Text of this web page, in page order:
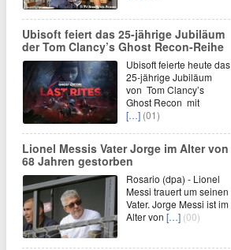
Ubisoft feiert das 25-jährige Jubiläum
der Tom Clancy’s Ghost Recon-Reihe
Ubisoft feierte heute das
25-jährige Jubiläum
von Tom Clancy’s
Ghost Recon mit
[…] (01)
Lionel Messis Vater Jorge im Alter von
68 Jahren gestorben
Rosario (dpa) - Lionel
Messi trauert um seinen
Vater. Jorge Messi ist im
Alter von […] (00)